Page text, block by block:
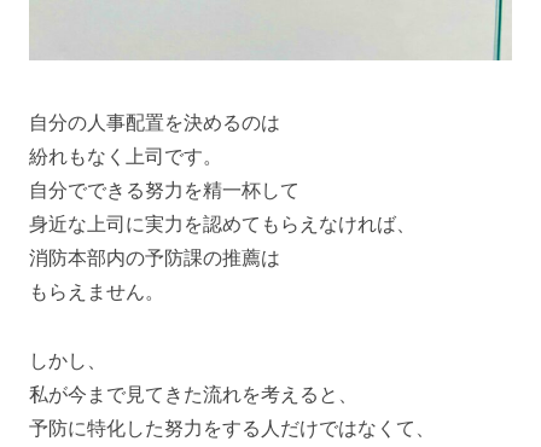
自分の人事配置を決めるのは
紛れもなく上司です。
自分でできる努力を精一杯して
身近な上司に実力を認めてもらえなければ、
消防本部内の予防課の推薦は
もらえません。
しかし、
私が今まで見てきた流れを考えると、
予防に特化した努力をする人だけではなくて、